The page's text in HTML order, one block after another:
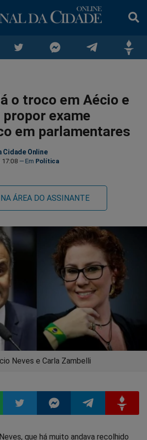
no
Twitter
no
Messenger
no
Telegram
no
Gettr
o troco em Aécio e
propor exame
em parlamentares
Cidade Online
17:08 Política
ÁREA DO ASSINANTE
Neves e Carla Zambelli
CompartilharCompartilharCompartilhar
que há muito andava recolhido